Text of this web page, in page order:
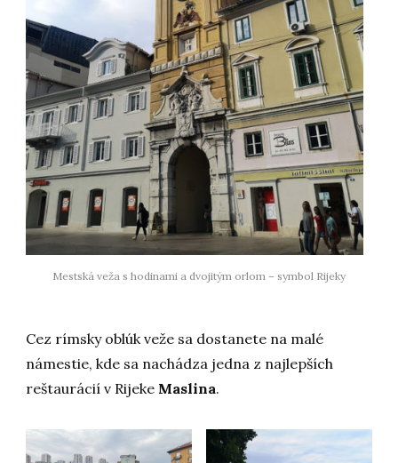
Mestská veža s hodinami a dvojitým orlom – symbol Rijeky
Cez rímsky oblúk veže sa dostanete na malé
námestie, kde sa nachádza jedna z najlepších
reštaurácií v Rijeke Maslina.